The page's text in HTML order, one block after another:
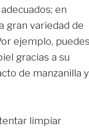
en
gran variedad de
ejemplo,
gracias a su
de manzanilla y
limpiar